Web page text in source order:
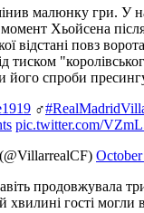
малюнку гри. У
Хьойсена
відстані повз
тиском
його спроби
‍♂️
pic.twitter.com/
продовжувала
гості могли